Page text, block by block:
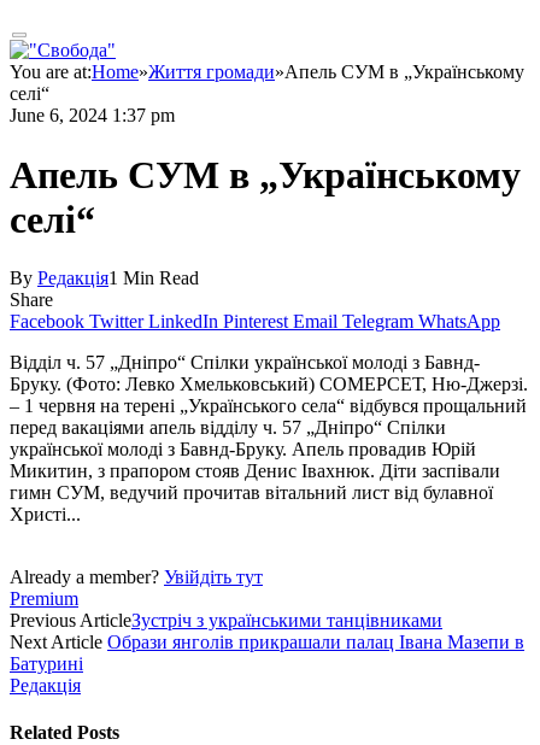
You are at:Home»Життя громади»Апель СУМ в „Українському
селі“
June 6, 2024 1:37 pm
Апель СУМ в „Українському
селі“
By Редакція1 Min Read
Share
Facebook Twitter LinkedIn Pinterest Email Telegram WhatsApp
Відділ ч. 57 „Дніпро“ Спілки української молоді з Бавнд-
Бруку. (Фото: Левко Хмельковський) СОМЕРСЕТ, Ню-Джерзі.
– 1 червня на терені „Українського села“ відбувся прощальний
перед вакаціями апель відділу ч. 57 „Дніпро“ Спілки
української молоді з Бавнд-Бруку. Апель провадив Юрій
Микитин, з прапором стояв Денис Івахнюк. Діти заспівали
гимн СУМ, ведучий прочитав вітальний лист від булавної
Христі...
Already a member? Увійдіть тут
Premium
Previous ArticleЗустріч з українськими танцівниками
Next Article Образи янголів прикрашали палац Івана Мазепи в
Батурині
Редакція
Related Posts